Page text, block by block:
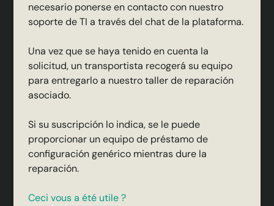
necesario ponerse en contacto con nuestro
soporte de TI a través del chat de la plataforma.
Una vez que se haya tenido en cuenta la
solicitud, un transportista recogerá su equipo
para entregarlo a nuestro taller de reparación
asociado.
Si su suscripción lo indica, se le puede
proporcionar un equipo de préstamo de
configuración genérico mientras dure la
reparación.
Ceci vous a été utile ?